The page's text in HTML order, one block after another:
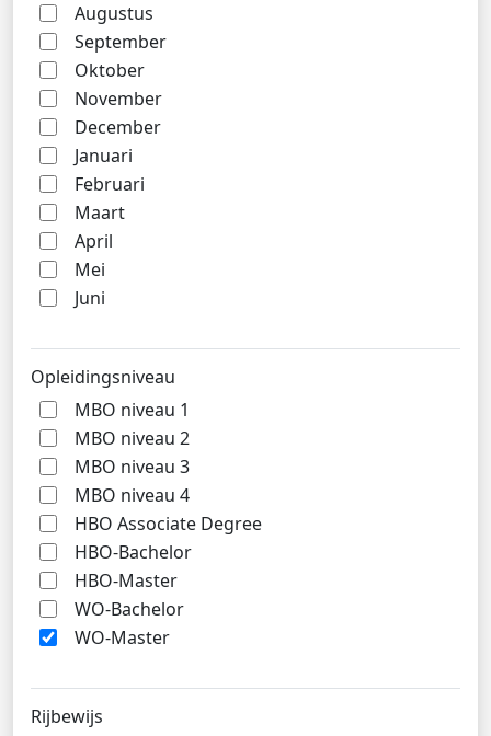
Augustus
September
Oktober
November
December
Januari
Februari
Maart
April
Mei
Juni
Opleidingsniveau
MBO niveau 1
MBO niveau 2
MBO niveau 3
MBO niveau 4
HBO Associate Degree
HBO-Bachelor
HBO-Master
WO-Bachelor
WO-Master
Rijbewijs